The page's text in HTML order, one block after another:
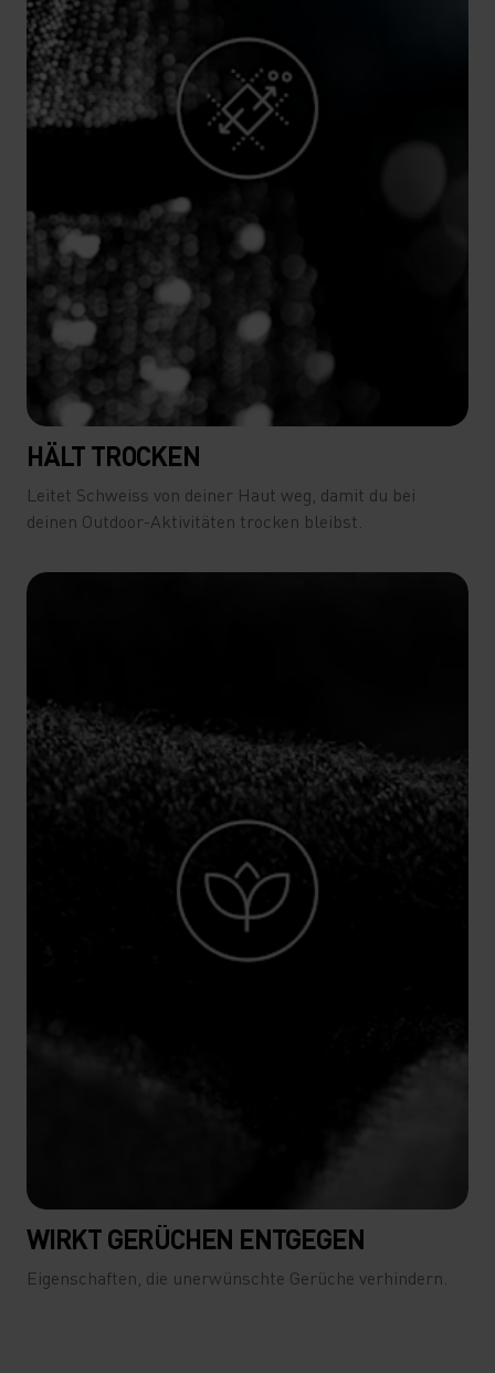
HÄLT TROCKEN
Leitet Schweiss von deiner Haut weg, damit du bei
deinen Outdoor-Aktivitäten trocken bleibst.
WIRKT GERÜCHEN ENTGEGEN
Eigenschaften, die unerwünschte Gerüche verhindern.